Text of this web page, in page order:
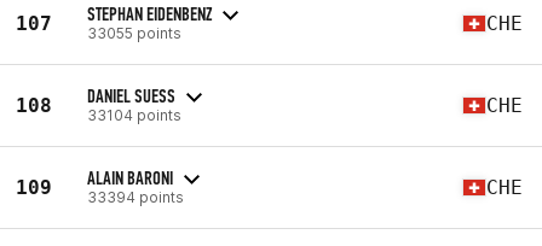
107 STEPHAN EIDENBENZ
33055 points CHE
108 DANIEL SUESS
33104 points CHE
109 ALAIN BARONI
33394 points CHE